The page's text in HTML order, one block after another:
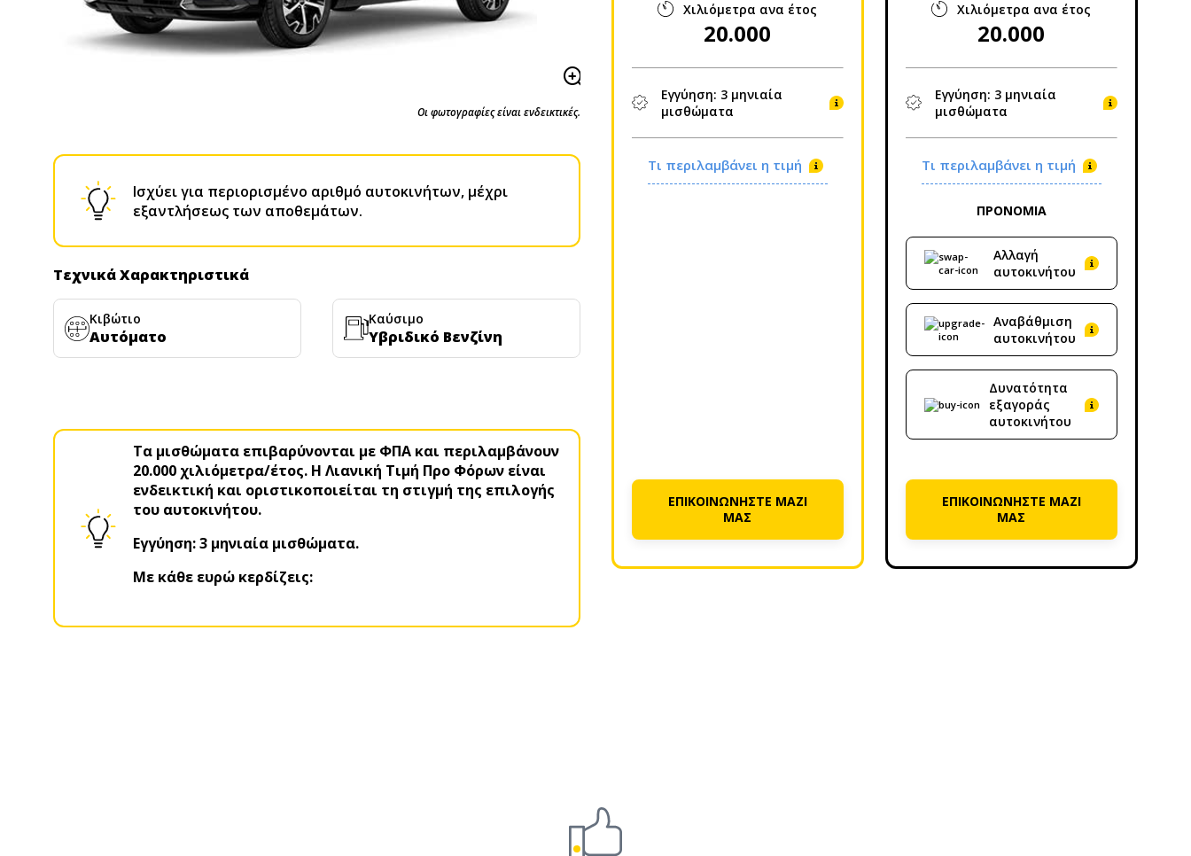
Οι φωτογραφίες είναι ενδεικτικές.
Ισχύει για περιορισμένο αριθμό αυτοκινήτων, μέχρι
εξαντλήσεως των αποθεμάτων.
Τεχνικά Χαρακτηριστικά
Κιβώτιο
Αυτόματο
Καύσιμο
Υβριδικό Βενζίνη
Τα μισθώματα επιβαρύνονται με ΦΠΑ και περιλαμβάνουν
20.000 χιλιόμετρα/έτος. Η Λιανική Τιμή Προ Φόρων είναι
ενδεικτική και οριστικοποιείται τη στιγμή της επιλογής
του αυτοκινήτου.
Εγγύηση: 3 μηνιαία μισθώματα.
Με κάθε ευρώ κερδίζεις:
Χιλιόμετρα ανα έτος
20.000
Εγγύηση: 3 μηνιαία
μισθώματα
Τι περιλαμβάνει η τιμή
ΕΠΙΚΟΙΝΩΝΗΣΤΕ ΜΑΖΙ
ΜΑΣ
Χιλιόμετρα ανα έτος
20.000
Εγγύηση: 3 μηνιαία
μισθώματα
Τι περιλαμβάνει η τιμή
ΠΡΟΝΟΜΙΑ
Αλλαγή
αυτοκινήτου
Αναβάθμιση
αυτοκινήτου
Δυνατότητα
εξαγοράς
αυτοκινήτου
ΕΠΙΚΟΙΝΩΝΗΣΤΕ ΜΑΖΙ
ΜΑΣ